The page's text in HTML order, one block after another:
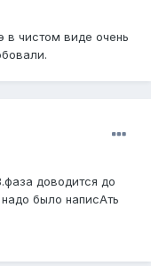
чистом виде очень
доводится до
было написАть